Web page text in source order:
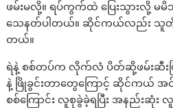
ဖမ်းမလို့။ ရပ်ကွက်ထဲ ပြေးသွားလို့ မ
သေနတ်ပါတယ်။ ဆိုင်ကယ်လည်း သူတို့
တယ်။
ရဲနဲ့ စစ်တပ်က လိုက်လံ ပိတ်ဆို့ဖမ်းဆီးပ
နဲ့ ဖြိုခွင်းတာတွေကြောင့် ဆိုင်ကယ် အ
စစ်ကြောင်း လူစုခွဲခဲ့ရပြီး အနည်းဆုံ